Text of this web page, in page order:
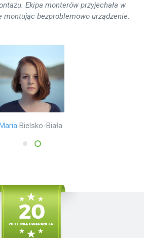
Mariusz Poznań
Ekipa monterów przyjechała w
bezproblemowo urządzenie.
Bielsko-Biała
1 2